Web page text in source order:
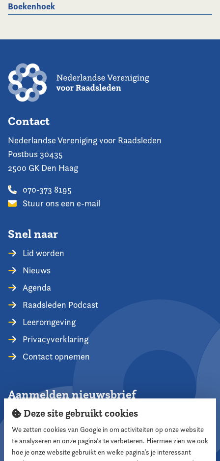
Boekenhoek
Contact
Nederlandse Vereniging voor Raadsleden
Postbus 30435
2500 GK Den Haag
070-373 8195
Stuur ons een e-mail
Snel naar
Lid worden
Nieuws
Agenda
Raadsleden Podcast
Leeromgeving
Privacyverklaring
Contact opnemen
Aanmelden nieuwsbrief
Aanmelden
Deze site gebruikt cookies
We zetten cookies van Google in om activiteiten op onze website
te analyseren en onze pagina’s te verbeteren. Hiermee zien we ook
hoe je onze website gebruikt en welke pagina’s je interessant